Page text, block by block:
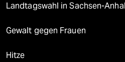
Landtagswahl in Sachsen-
Gewalt gegen Frauen
Hitze